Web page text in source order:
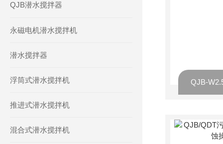
QJB潜水搅拌器
永磁电机潜水搅拌机
潜水搅拌器
浮筒式潜水搅拌机
推进式潜水搅拌机
混合式潜水搅拌机